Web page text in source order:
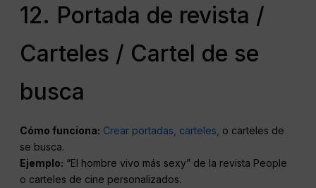
12. Portada de revista /
Carteles / Cartel de se
busca
Cómo funciona: Crear portadas, carteles, o carteles de
se busca.
Ejemplo: “El hombre vivo más sexy” de la revista People
o carteles de cine personalizados.